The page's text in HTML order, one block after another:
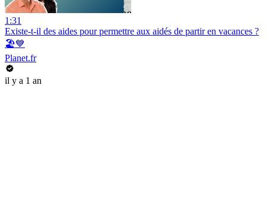
1:31
Existe-t-il des aides pour permettre aux aidés de partir en vacances ?
🏖️💙
Planet.fr
il y a 1 an